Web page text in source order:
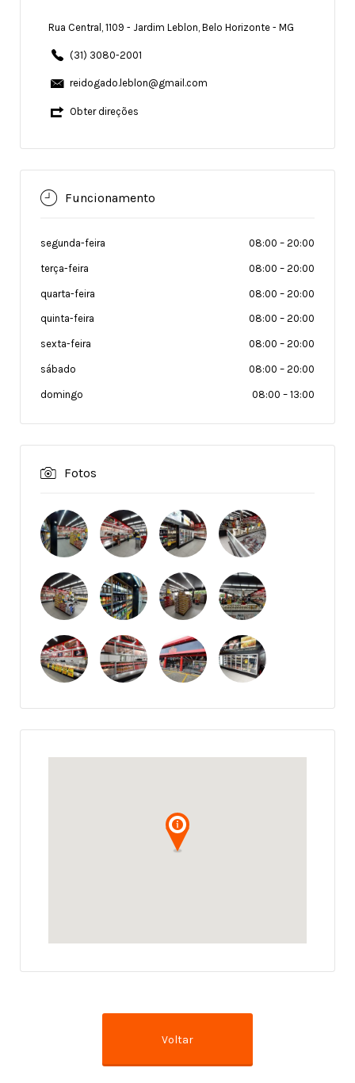
Rua Central, 1109 - Jardim Leblon, Belo Horizonte - MG
(31) 3080-2001
reidogado.leblon@gmail.com
Obter direções
Funcionamento
segunda-feira 08:00 – 20:00
terça-feira 08:00 – 20:00
quarta-feira 08:00 – 20:00
quinta-feira 08:00 – 20:00
sexta-feira 08:00 – 20:00
sábado 08:00 – 20:00
domingo 08:00 – 13:00
Fotos